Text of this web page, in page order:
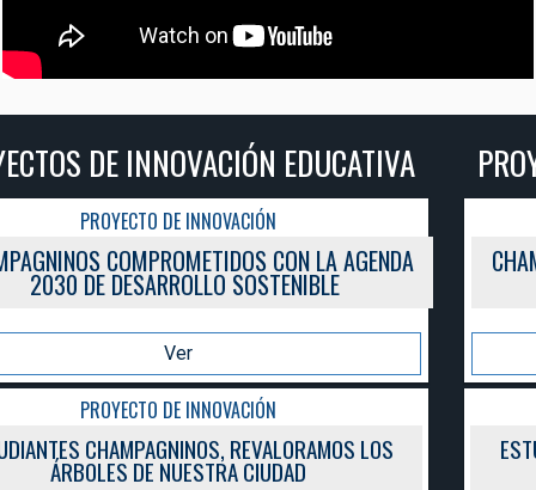
PROYECTOS DE INNOVACIÓN EDUCATIVA
PROYECTO DE INNOVACIÓN
CHAMPAGNINOS COMPROMETIDOS CON LA AGENDA
2030 DE DESARROLLO SOSTENIBLE
PROYECTO DE INNOVACIÓN
ESTUDIANTES CHAMPAGNINOS, REVALORAMOS LOS
ÁRBOLES DE NUESTRA CIUDAD